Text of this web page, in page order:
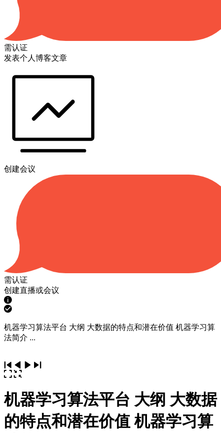
需认证
发表个人博客文章
创建会议
需认证
创建直播或会议
机器学习算法平台 大纲 大数据的特点和潜在价值 机器学习算
法简介 ...
机器学习算法平台 大纲 大数据
的特点和潜在价值 机器学习算